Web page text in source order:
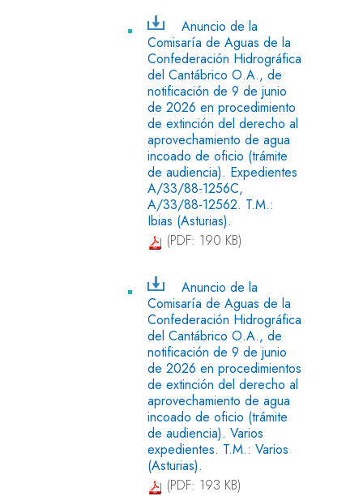
Anuncio de la
Comisaría de Aguas de la
Confederación Hidrográfica
del Cantábrico O.A., de
notificación de 9 de junio
de 2026 en procedimiento
de extinción del derecho al
aprovechamiento de agua
incoado de oficio (trámite
de audiencia). Expedientes
A/33/88-1256C,
A/33/88-12562. T.M.:
Ibias (Asturias).
(PDF: 190 KB)
Anuncio de la
Comisaría de Aguas de la
Confederación Hidrográfica
del Cantábrico O.A., de
notificación de 9 de junio
de 2026 en procedimientos
de extinción del derecho al
aprovechamiento de agua
incoado de oficio (trámite
de audiencia). Varios
expedientes. T.M.: Varios
(Asturias).
(PDF: 193 KB)